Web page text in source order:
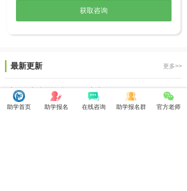
最新更新 更多>>
安徽自考助学单科350元一门都有... 2026-01-26
安徽自考助学统考应考分数查询系统... 2023-10-16
助学首页 助学报名 在线咨询 助学报名群 官方老师